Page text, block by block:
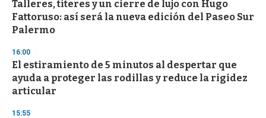
c
o
n
Talleres, títeres y un cierre de lujo con Hugo
Fattoruso: así será la nueva edición del Paseo Sur
Palermo
16:00
El estiramiento de 5 minutos al despertar que
ayuda a proteger las rodillas y reduce la rigidez
articular
15:55